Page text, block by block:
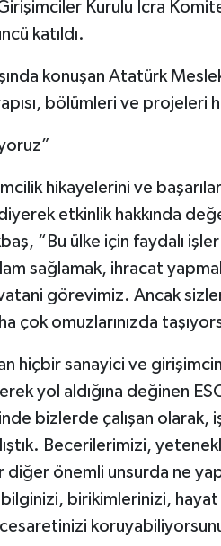
Kurulu İcra
katıldı.
konuşan Atatürk
bölümleri ve projeleri
hikayelerini ve
etkinlik hakkında
“Bu ülke için faydalı
sağlamak, ihracat
görevimiz. Ancak
çok omuzlarınızda
hiçbir sanayici ve
yol aldığına değinen
bizlerde çalışan olarak,
Becerilerimizi,
diğer önemli unsurda ne
birikimlerinizi,